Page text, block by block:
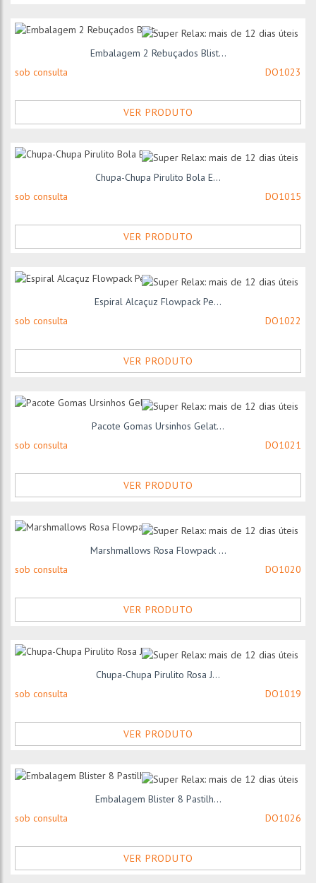
Embalagem 2 Rebuçados Blist...
sob consulta
DO1023
VER PRODUTO
Chupa-Chupa Pirulito Bola E...
sob consulta
DO1015
VER PRODUTO
Espiral Alcaçuz Flowpack Pe...
sob consulta
DO1022
VER PRODUTO
Pacote Gomas Ursinhos Gelat...
sob consulta
DO1021
VER PRODUTO
Marshmallows Rosa Flowpack ...
sob consulta
DO1020
VER PRODUTO
Chupa-Chupa Pirulito Rosa J...
sob consulta
DO1019
VER PRODUTO
Embalagem Blister 8 Pastilh...
sob consulta
DO1026
VER PRODUTO